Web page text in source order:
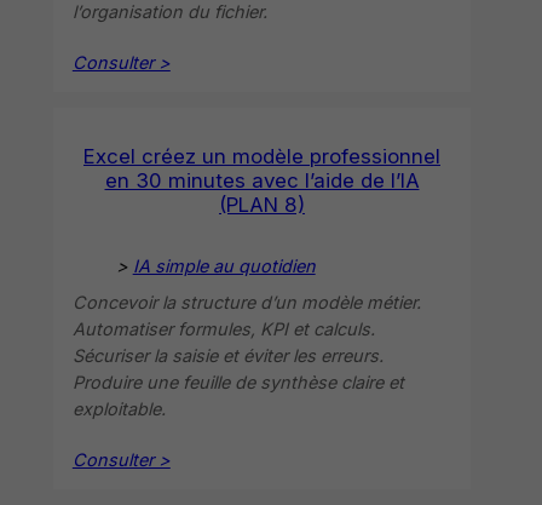
l’organisation du fichier.
Consulter >
Excel créez un modèle professionnel
en 30 minutes avec l’aide de l’IA
(PLAN 8)
> IA simple au quotidien
Concevoir la structure d’un modèle métier.
Automatiser formules, KPI et calculs.
Sécuriser la saisie et éviter les erreurs.
Produire une feuille de synthèse claire et
exploitable.
Consulter >